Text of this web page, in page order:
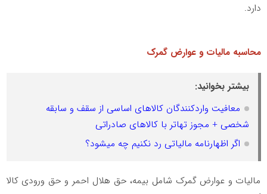
دارد.
محاسبه مالیات و عوارض گمرک
بیشتر بخوانید:
معافیت واردکنندگان کالاهای اساسی از سقف و سابقه
شخصی + مجوز تهاتر با کالاهای صادراتی
اگر اظهارنامه مالیاتی رد نکنیم چه میشود؟
مالیات و عوارض گمرک شامل بیمه، حق هلال احمر و حق ورودی کالا